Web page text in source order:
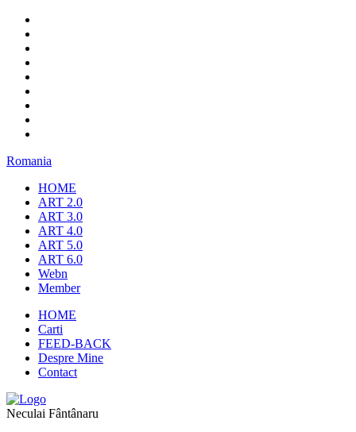
Romania
HOME
ART 2.0
ART 3.0
ART 4.0
ART 5.0
ART 6.0
Webn
Member
HOME
Carti
FEED-BACK
Despre Mine
Contact
Neculai Fântânaru